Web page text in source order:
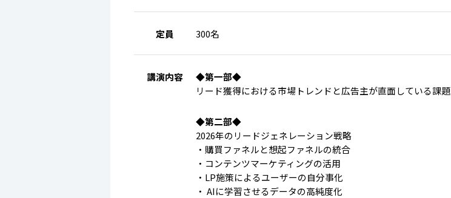
定員 300名
講演内容
◆第一部◆
リード獲得における市場トレンドと広告主が直面している課題
◆第二部◆
2026年のリードジェネレーション戦略
・購買ファネルと想起ファネルの統合
・コンテンツマーケティングの活用
・LP施策によるユーザーの自分事化
・ AIに学習させるデータの高純度化